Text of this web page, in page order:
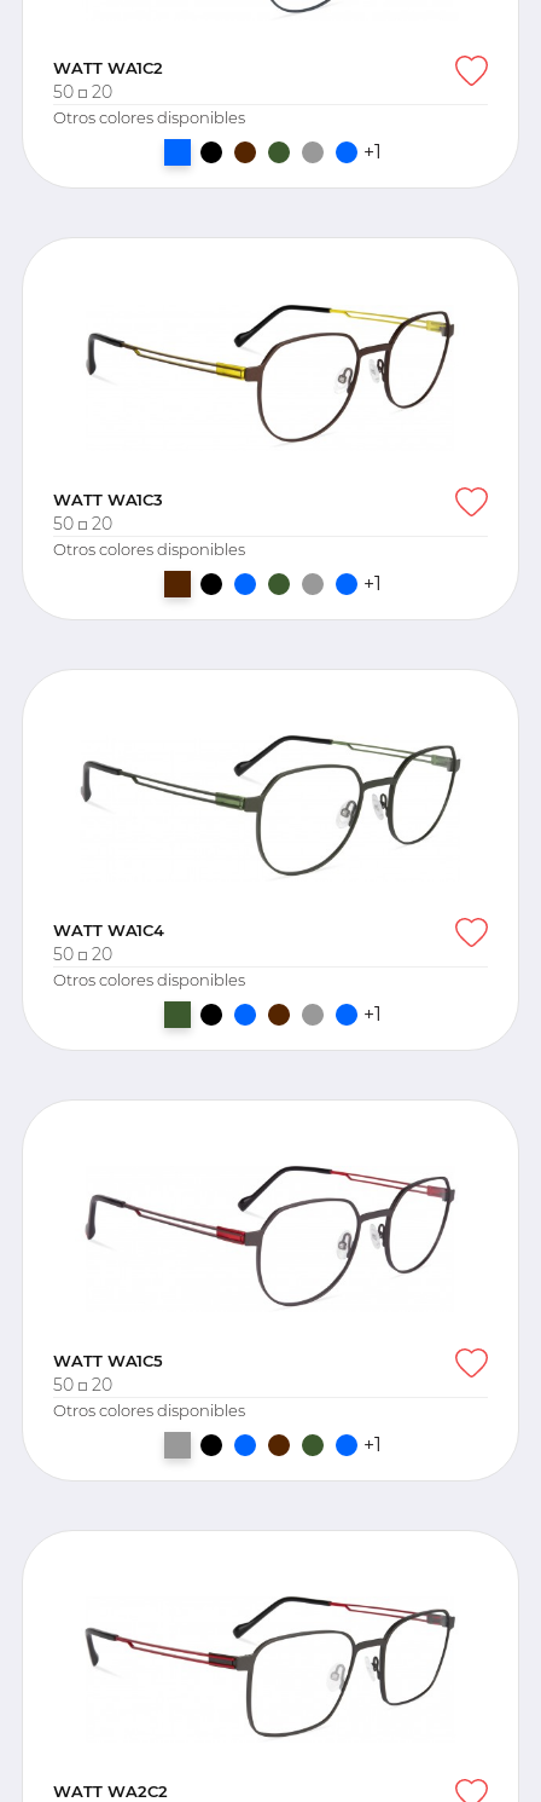
WATT WA1C2
50 20
Otros colores disponibles
+1
WATT WA1C3
50 20
Otros colores disponibles
+1
WATT WA1C4
50 20
Otros colores disponibles
+1
WATT WA1C5
50 20
Otros colores disponibles
+1
WATT WA2C2